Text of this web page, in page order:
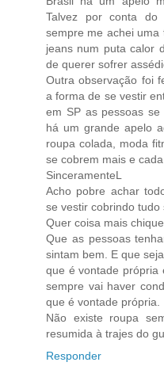
Talvez por conta do
sempre me achei
jeans num puta calor
de querer sofrer
Outra observação foi
a forma de se vestir
em SP as pessoas se
há um grande apelo
roupa colada, moda
se cobrem mais e
SinceramenteL
Acho pobre achar
se vestir cobrindo tudo
Quer coisa mais
Que as pessoas
sintam bem. E que
que é vontade própria
sempre vai haver
que é vontade própria.
Não existe roupa
resumida à trajes do
Responder